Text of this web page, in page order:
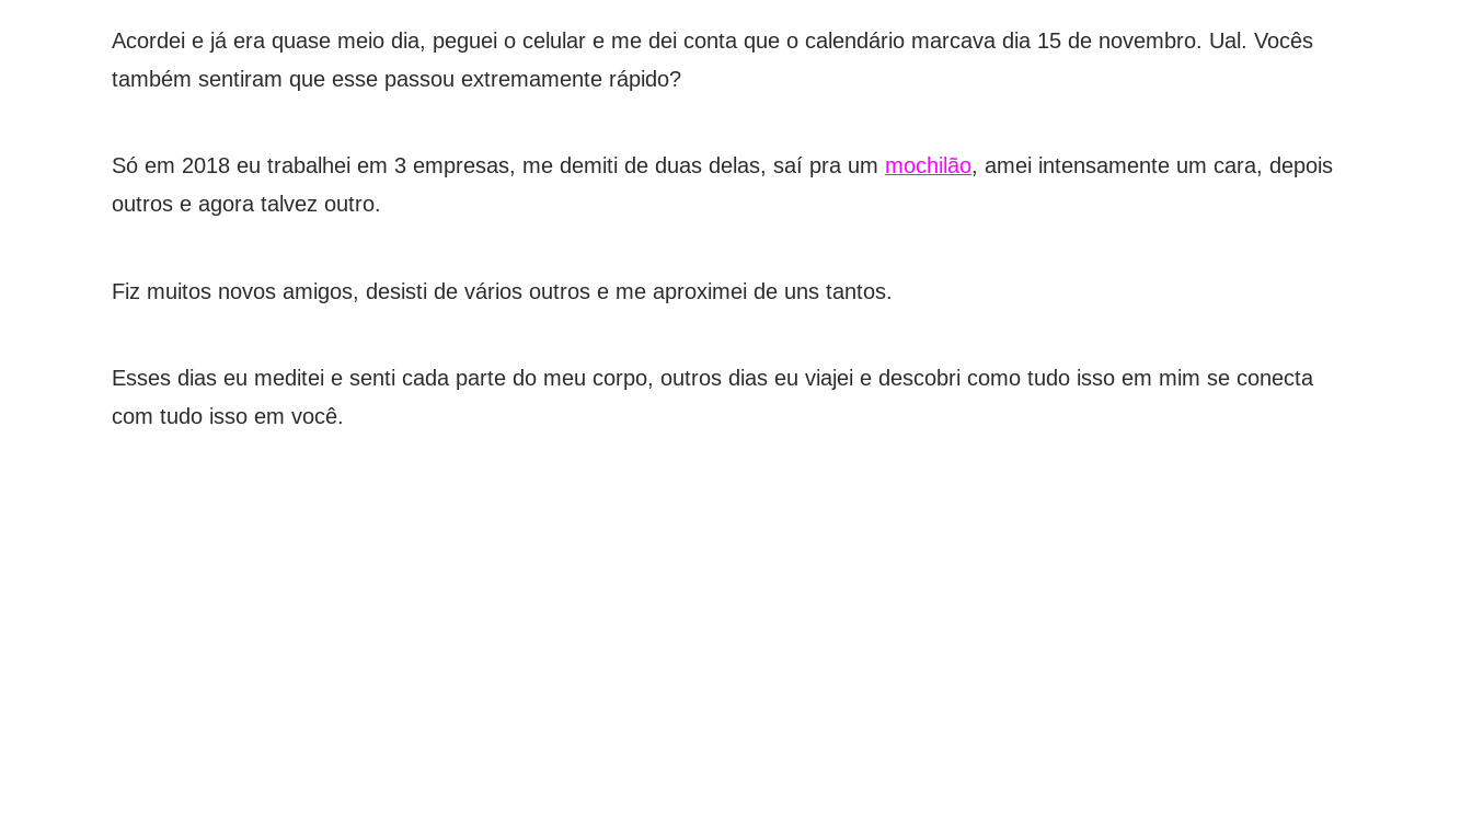
Acordei e já era quase meio dia, peguei o celular e me dei conta que o calendário marcava dia 15 de novembro. Ual. Vocês
também sentiram que esse passou extremamente rápido?
Só em 2018 eu trabalhei em 3 empresas, me demiti de duas delas, saí pra um mochilão, amei intensamente um cara, depois
outros e agora talvez outro.
Fiz muitos novos amigos, desisti de vários outros e me aproximei de uns tantos.
Esses dias eu meditei e senti cada parte do meu corpo, outros dias eu viajei e descobri como tudo isso em mim se conecta
com tudo isso em você.